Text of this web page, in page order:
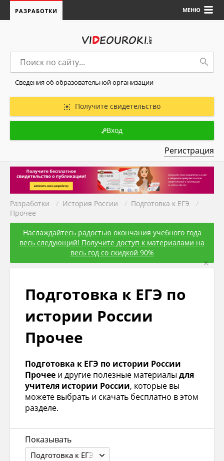
МЕНЮ
РАЗРАБОТКИ
Сведения об образовательной организации
Получите свидетельство
Вход
Регистрация
Разработки / История России / Подготовка к ЕГЭ
/
Прочее
Наслаждайтесь радостью окончания учебного года
весь следующий! Получите доступ к материалами на
весь год со скидкой 90%
×
Подготовка к ЕГЭ по
истории России
Прочее
Подготовка к ЕГЭ по истории России
Прочее и другие полезные материалы для
учителя истории России, которые вы
можете выбрать и скачать бесплатно в этом
разделе.
Показывать
Подготовка к ЕГЭ